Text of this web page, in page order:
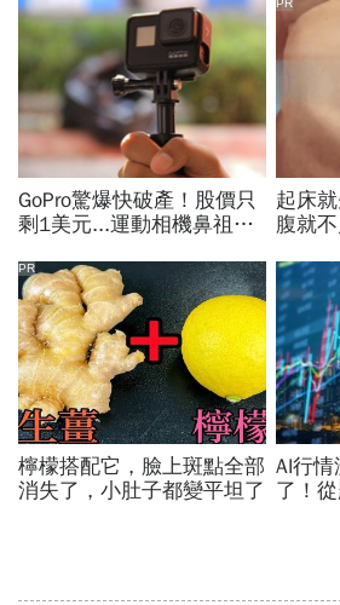
GoPro驚爆快破產！股價只
剩1美元...運動相機鼻祖為
擊：記憶體價格太失控
起床
腹就
PR
檸檬搭配它，臉上斑點全部
消失了，小肚子都變平坦了
PR
AI行
了！
證，